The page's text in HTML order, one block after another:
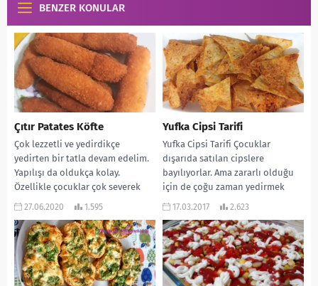
BENZER KONULAR
Çıtır Patates Köfte
Çok lezzetli ve yedirdikçe
yedirten bir tatla devam edelim.
Yapılışı da oldukça kolay.
Özellikle çocuklar çok severek
tüketiyor. Tabi ki...
27.06.2020 1.595
Yufka Cipsi Tarifi
Yufka Cipsi Tarifi Çocuklar
dışarıda satılan cipslere
bayılıyorlar. Ama zararlı olduğu
için de çoğu zaman yedirmek
istemiyoruz. Bu gün vereceğim...
17.03.2017 2.623